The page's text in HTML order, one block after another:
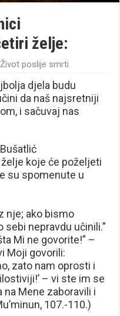
želje:
Život poslije smrti
djela budu
da naš najsretniji
i sačuvaj nas
koje će poželjeti
su spomenute u
nje; ako bismo
nepravdu učinili.”
Mi ne govorite!” –
Moji govorili:
zato nam oprosti i
– vi ste im se
Mene zaboravili i
107.-110.)